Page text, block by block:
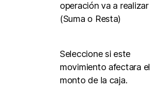
operación va a realizar
(Suma o Resta)
Seleccione si este
movimiento afectara el
monto de la caja.